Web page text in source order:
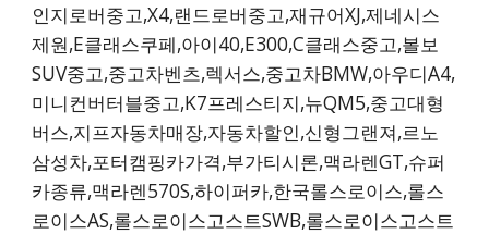
인지로버중고,X4,랜드로버중고,재규어XJ,제네시스
제원,E클래스쿠페,아이40,E300,C클래스중고,볼보
SUV중고,중고차벤츠,렉서스,중고차BMW,아우디A4,
미니컨버터블중고,K7프레스티지,뉴QM5,중고대형
버스,지프자동차매장,자동차할인,신형그랜져,르노
삼성차,포터캠핑카가격,부가티시론,맥라렌GT,슈퍼
카종류,맥라렌570S,하이퍼카,한국롤스로이스,롤스
로이스AS,롤스로이스고스트SWB,롤스로이스고스트